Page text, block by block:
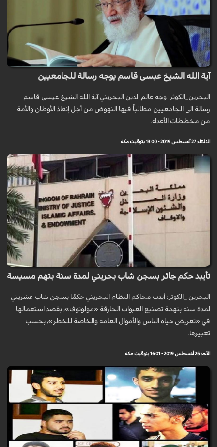
آية الله الشيخ عيسى قاسم يوجه رسالة للجامعيين
البحرين_الكوثر: وجه عالم الدين البحريني آية الله الشيخ عيسى قاسم
رسالة الى الجامعيين مطالباً فيها النهوض من أجل إنقاذ الأوطان والأمة
من مخططات الأعداء.
الثلاثاء 27 أغسطس 2019 - 13:00 بتوقيت مكة
تأييد حكم جائر بسجن شاب بحريني لمدة سنة بتهم مسيسة
البحرين _الكوثر: أيدت محاكم النظام البحريني حكمًا بسجن شاب عشريني
لمدة سنة بتهمة تصنيع العبوات الحارقة «مولوتوف»، بقصد استعمالها
في «تعريض حياة الناس والأموال العامة والخاصة للخطر»، بحسب
تعبيرها. .
الأحد 25 أغسطس 2019 - 16:01 بتوقيت مكة